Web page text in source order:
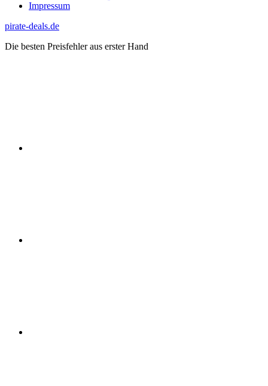
Impressum
Zum
springen
pirate-deals.de
Die besten Preisfehler aus erster Hand